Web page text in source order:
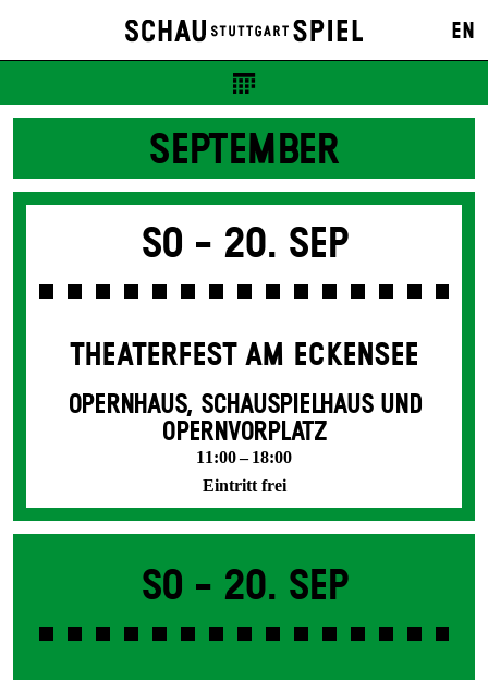
EN
SEPTEMBER
So - 20. Sep
THEATERFEST AM ECKENSEE
OPERNHAUS, SCHAUSPIELHAUS UND
OPERNVORPLATZ
11:00 – 18:00
Eintritt frei
So - 20. Sep